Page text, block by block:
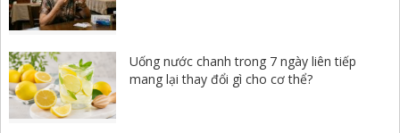
Uống nước chanh trong 7 ngày liên tiếp
mang lại thay đổi gì cho cơ thể?